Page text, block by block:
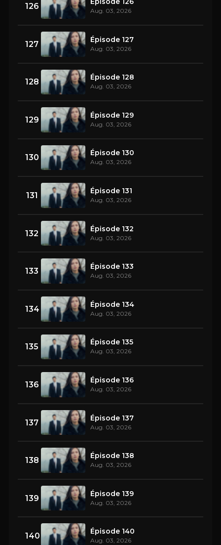
126 Aug. 03, 2026
127 Épisode 127
Aug. 03, 2026
128 Épisode 128
Aug. 03, 2026
129 Épisode 129
Aug. 03, 2026
130 Épisode 130
Aug. 03, 2026
131 Épisode 131
Aug. 03, 2026
132 Épisode 132
Aug. 03, 2026
133 Épisode 133
Aug. 03, 2026
134 Épisode 134
Aug. 03, 2026
135 Épisode 135
Aug. 03, 2026
136 Épisode 136
Aug. 03, 2026
137 Épisode 137
Aug. 03, 2026
138 Épisode 138
Aug. 03, 2026
139 Épisode 139
Aug. 03, 2026
140 Épisode 140
Aug. 03, 2026